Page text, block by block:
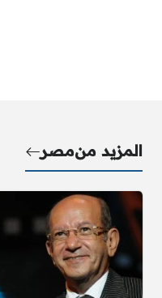
المزيد منمصر